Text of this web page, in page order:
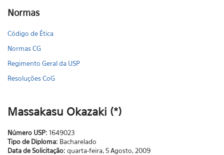
Normas
Código de Ética
Normas CG
Regimento Geral da USP
Resoluções CoG
Massakasu Okazaki (*)
Número USP: 1649023
Tipo de Diploma: Bacharelado
Data de Solicitação: quarta-feira, 5 Agosto, 2009